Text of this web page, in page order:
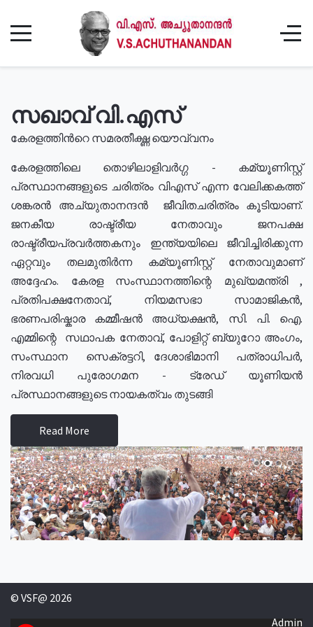
സഖാവ് വി.എസ്
കേരളത്തിൻറെ സമരതീക്ഷ്ണ യൌവ്വനം
കേരളത്തിലെ തൊഴിലാളിവർഗ്ഗ - കമ്യൂണിസ്റ്റ്
പ്രസ്ഥാനങ്ങളുടെ ചരിത്രം വിഎസ് എന്ന വേലിക്കകത്ത്
ശങ്കരൻ അച്യുതാനന്ദൻ ജീവിതചരിത്രം കൂടിയാണ്.
ജനകീയ രാഷ്ട്രീയ നേതാവും ജനപക്ഷ
രാഷ്ട്രീയപ്രവർത്തകനും ഇന്ത്യയിലെ ജീവിച്ചിരിക്കുന്ന
ഏറ്റവും തലമുതിർന്ന കമ്യൂണിസ്റ്റ് നേതാവുമാണ്
അദ്ദേഹം. കേരള സംസ്ഥാനത്തിന്റെ മുഖ്യമന്ത്രി ,
പ്രതിപക്ഷനേതാവ്, നിയമസഭാ സാമാജികൻ,
ഭരണപരിഷ്കാര കമ്മീഷൻ അധ്യക്ഷൻ, സി. പി. ഐ.
എമ്മിന്റെ സഥാപക നേതാവ്, പോളിറ്റ് ബ്യുറോ അംഗം,
സംസ്ഥാന സെക്രട്ടറി, ദേശാഭിമാനി പത്രാധിപർ,
നിരവധി പുരോഗമന - ട്രേഡ് യൂണിയൻ
പ്രസ്ഥാനങ്ങളുടെ നായകത്വം തുടങ്ങി
Read More
© VSF@ 2026
Admin